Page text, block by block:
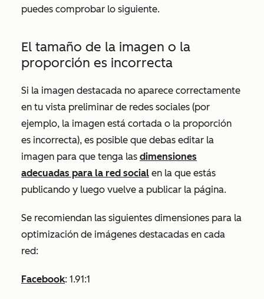
puedes comprobar lo siguiente.
El tamaño de la imagen o la
proporción es incorrecta
Si la imagen destacada no aparece correctamente
en tu vista preliminar de redes sociales (por
ejemplo, la imagen está cortada o la proporción
es incorrecta), es posible que debas editar la
imagen para que tenga las dimensiones
adecuadas para la red social en la que estás
publicando y luego vuelve a publicar la página.
Se recomiendan las siguientes dimensiones para la
optimización de imágenes destacadas en cada
red:
Facebook: 1.91:1